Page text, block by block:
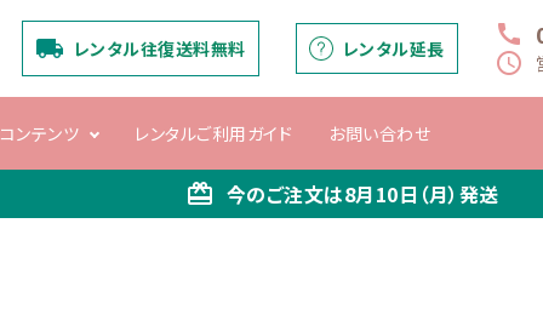
local_shipping レンタル往復送料無料 レンタル延長 call
schedule
コンテンツ レンタルご利用ガイド お問い合わせ
card_giftcard 今のご注文は8月10日（月） 発送